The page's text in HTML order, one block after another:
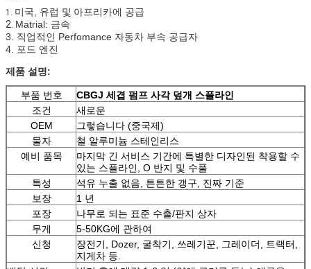
1. 미국, 유럽 및 아프리카에 공급
2. Matrial: 금속
3. 직업적인 Perfomance 자동차 부속 공급자
4. 포드 엔진
제품 설명:
부품 번호
CBGJ 세겹 펌프 사각 덮개 스플라인
조건
새로운
OEM
그렇습니다 (중국제)
물자
철 알루미늄 스테인리스
예비 품목
마지막 긴 서비스 기간에 특별한 디자인된 착용할 수
있는 스플라인, O 반지 및 수풀
특성
석유 누출 없음, 튼튼한 갱구, 진짜 기준
보장
1 년
포장
나무로 되는 표준 수출/판지 상자
무게
5-50KG에 관하여
신청
장전기, Dozer, 굴착기, 쓰레기꾼, 그레이더, 트랙터,
지게차 등.